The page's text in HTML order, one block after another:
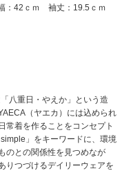
42ｃｍ 袖丈：19.5ｃｍ
八重日・やえか」という造
（ヤエカ）には込められ
常着を作ることをコンセプト
」をキーワードに、環境
のとの関係性を見つめなが
りつづけるデイリーウェアを